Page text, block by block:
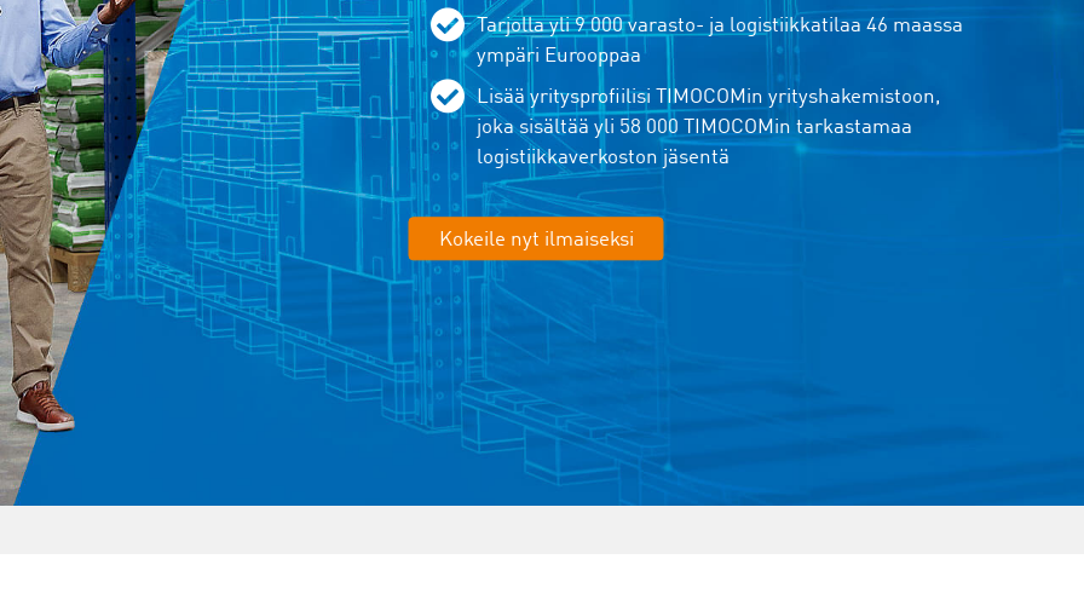
Tarjolla yli 9 000 varasto- ja logistiikkatilaa 46 maassa
ympäri Eurooppaa
Lisää yritysprofiilisi TIMOCOMin yrityshakemistoon,
joka sisältää yli 58 000 TIMOCOMin tarkastamaa
logistiikkaverkoston jäsentä
Kokeile nyt ilmaiseksi